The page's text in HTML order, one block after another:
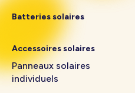
Batteries solaires
Accessoires solaires
Panneaux solaires
individuels